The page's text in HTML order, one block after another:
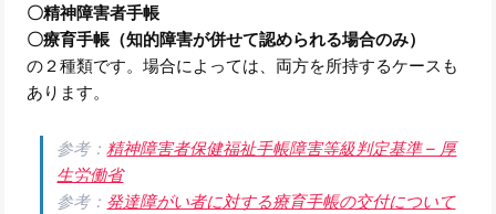
〇精神障害者手帳
〇療育手帳（知的障害が併せて認められる場合のみ）
の２種類です。場合によっては、両方を所持するケースも
あります。
参考：精神障害者保健福祉手帳障害等級判定基準 – 厚
生労働省
参考： 発達障がい者に対する療育手帳の交付について